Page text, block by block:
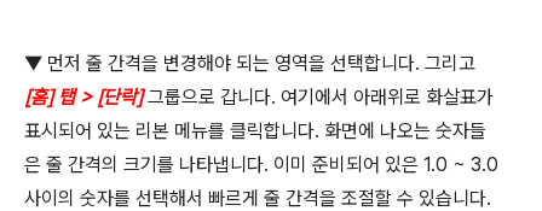
▼ 먼저 줄 간격을 변경해야 되는 영역을 선택합니다. 그리고
[홈]탭> [단락] 그룹으로 갑니다. 여기에서 아래위로 화살표가
표시되어 있는 리본 메뉴를 클릭합니다. 화면에 나오는 숫자들
은 줄 간격의 크기를 나타냅니다. 이미 준비되어 있은 1.0 ~ 3.0
사이의 숫자를 선택해서 빠르게 줄 간격을 조절할 수 있습니다.